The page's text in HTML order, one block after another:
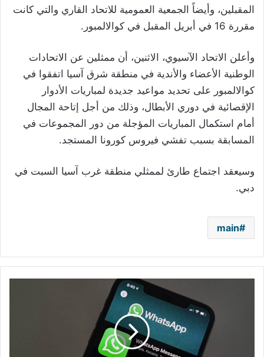
المقبلين، وأيضاً الجمعية العمومية للاتحاد القاري والتي كانت
مقررة 16 في أبريل المقبل في كوالالمبور.
وأعلن الاتحاد الآسيوي، الاثنين، أن ممثلين عن الاتحادات
الوطنية الأعضاء والأندية في منطقة شرق آسيا اتفقوا في
كوالالمبور على تحديد مواعيد جديدة لمباريات الأدوار
الإقصائية في دوري الأبطال، وذلك من أجل إتاحة المجال
أمام استكمال المباريات المؤجلة من دور المجموعات في
المسابقة بسبب تفشي فيروس كورونا المستجد.
وسيعقد اجتماع طارئ لممثلي منطقة غرب آسيا السبت في
دبي.
main